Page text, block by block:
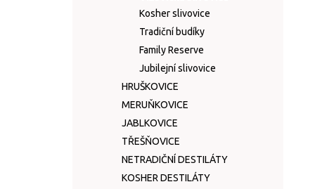
Kosher slivovice
Tradiční budíky
Family Reserve
Jubilejní slivovice
HRUŠKOVICE
MERUŇKOVICE
JABLKOVICE
TŘEŠŇOVICE
NETRADIČNÍ DESTILÁTY
KOSHER DESTILÁTY